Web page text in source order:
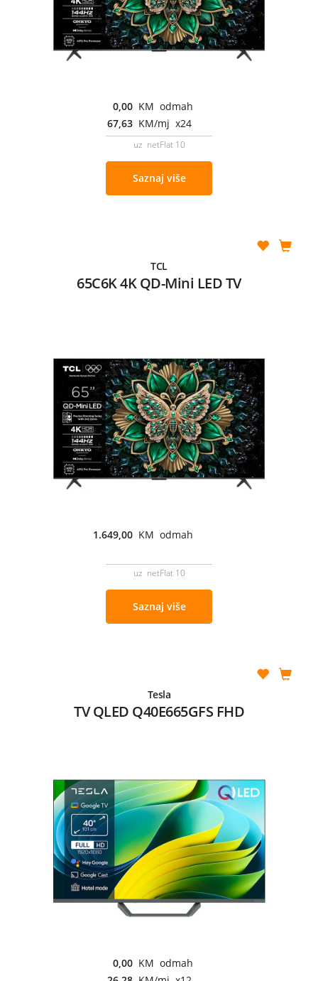
0,00 KM odmah
67,63 KM/mj x24
uz netFlat 10
Saznaj više
TCL
65C6K 4K QD-Mini LED TV
1.649,00 KM odmah
uz netFlat 10
Saznaj više
Tesla
TV QLED Q40E665GFS FHD
0,00 KM odmah